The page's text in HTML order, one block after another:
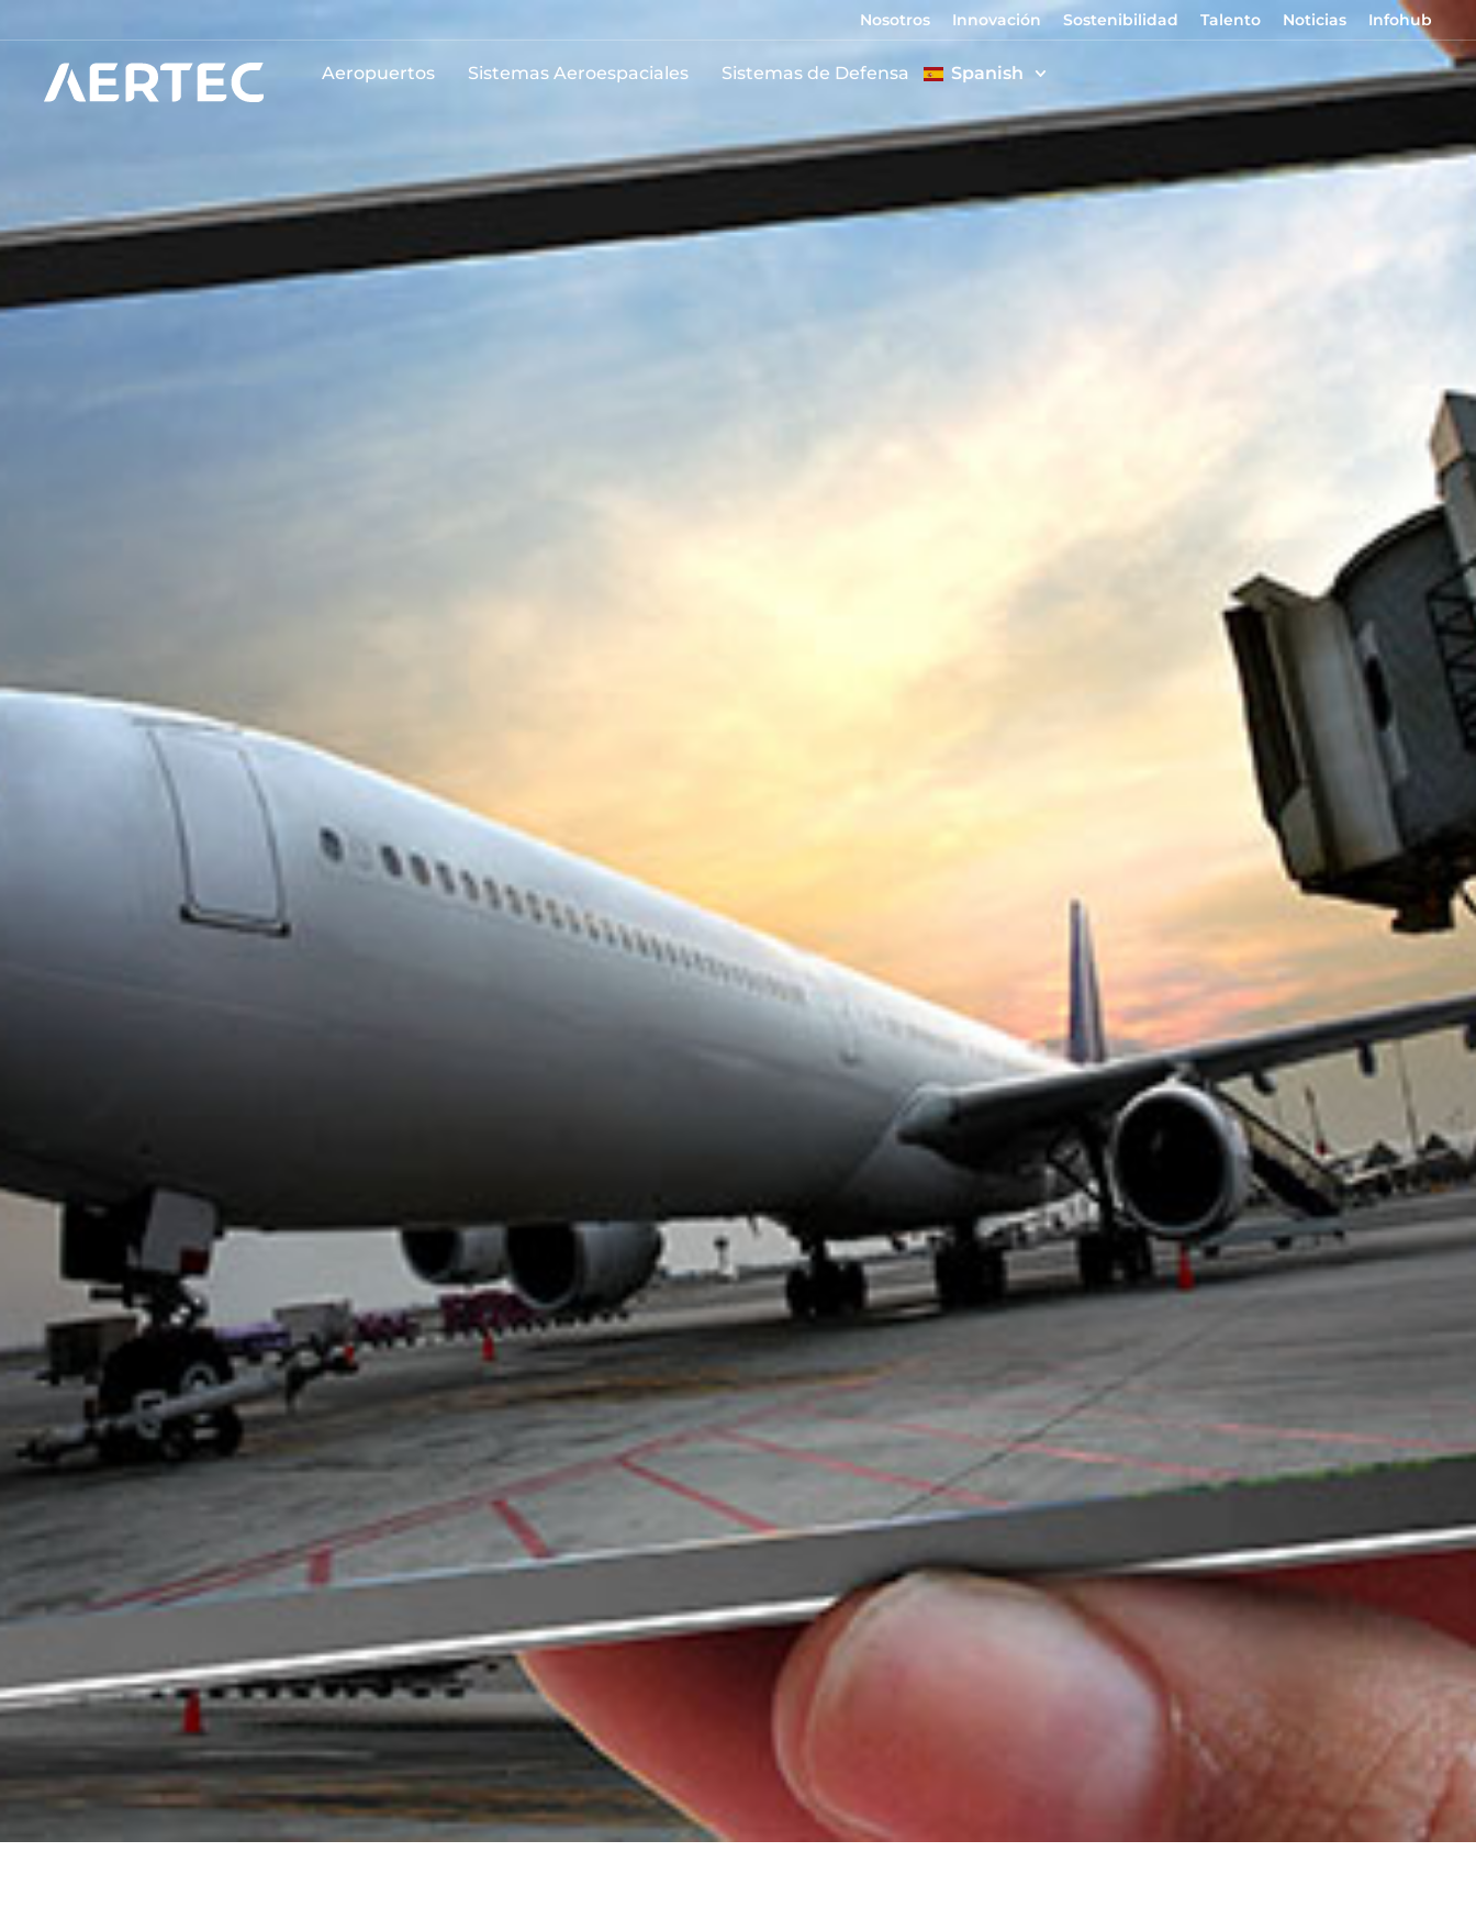
Nosotros Innovación Sostenibilidad Talento Noticias Infohub
Aeropuertos Sistemas Aeroespaciales Sistemas de Defensa Spanish